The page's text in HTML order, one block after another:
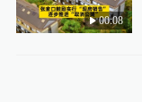
00:08